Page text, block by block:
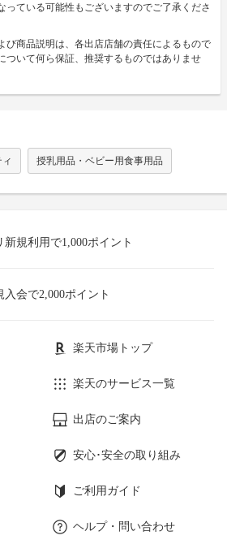
っている可能性もございますのでご了承くださ
び商品説明は、各出店店舗の責任によるもので
ついて何ら保証、推奨するものではありませ
授乳用品・ベビー用食事用品
規利用で1,000ポイント
会で2,000ポイント
楽天市場トップ
楽天のサービス一覧
出店のご案内
安心･安全の取り組み
ご利用ガイド
ヘルプ・問い合わせ